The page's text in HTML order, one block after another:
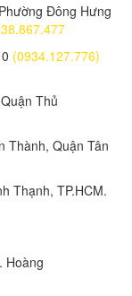
Đông Hưng
(0934.127.776)
Thủ
Thành, Quận Tân
Thạnh, TP.HCM.
Hoàng